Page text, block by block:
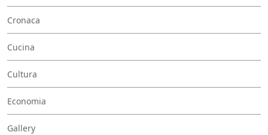
Cronaca
Cucina
Cultura
Economia
Gallery